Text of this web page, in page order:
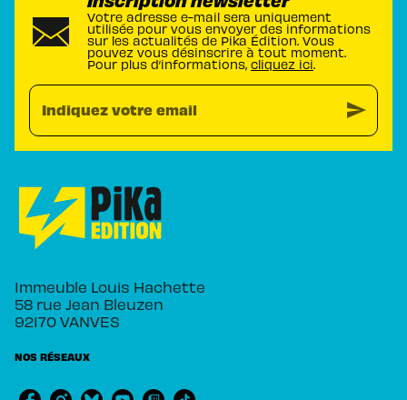
Votre adresse e-mail sera uniquement
utilisée pour vous envoyer des informations
sur les actualités de Pika Édition. Vous
pouvez vous désinscrire à tout moment.
Pour plus d’informations, cliquez ici.
Indiquez votre email send
Immeuble Louis Hachette
58 rue Jean Bleuzen
92170 VANVES
NOS RÉSEAUX